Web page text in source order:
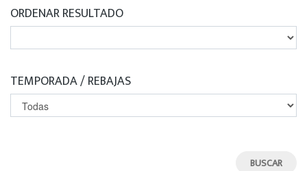
ORDENAR RESULTADO
TEMPORADA / REBAJAS